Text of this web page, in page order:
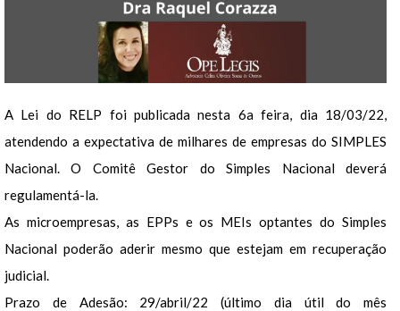
A Lei do RELP foi publicada nesta 6a feira, dia 18/03/22,
atendendo a expectativa de milhares de empresas do SIMPLES
Nacional. O Comitê Gestor do Simples Nacional deverá
regulamentá-la.
As microempresas, as EPPs e os MEIs optantes do Simples
Nacional poderão aderir mesmo que estejam em recuperação
judicial.
Prazo de Adesão: 29/abril/22 (último dia útil do mês